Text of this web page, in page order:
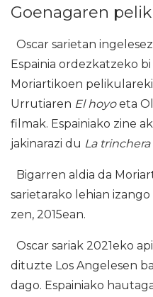
Goenagaren
Oscar sarietan
Espainia ordezkatzeko
Moriartikoen
Urrutiaren El hoyoeta
filmak. Espainiako zine
jakinarazi du La
Bigarren aldia da
sarietarako lehian
zen, 2015ean.
Oscar sariak 2021eko
dituzte Los Angelesen
dago. Espainiako